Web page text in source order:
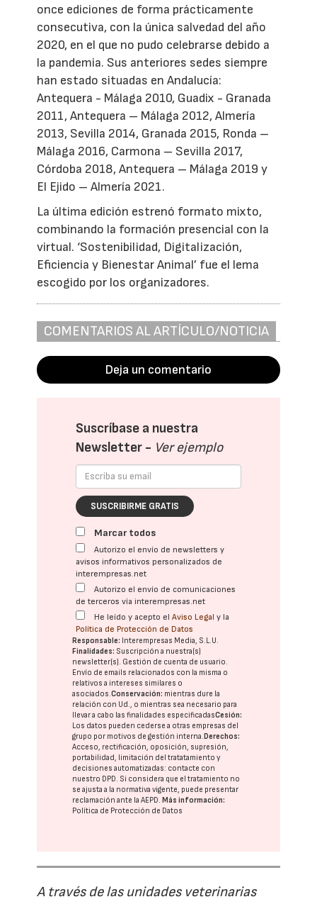
once ediciones de forma prácticamente
consecutiva, con la única salvedad del año
2020, en el que no pudo celebrarse debido a
la pandemia. Sus anteriores sedes siempre
han estado situadas en Andalucía:
Antequera - Málaga 2010, Guadix - Granada
2011, Antequera – Málaga 2012, Almería
2013, Sevilla 2014, Granada 2015, Ronda –
Málaga 2016, Carmona – Sevilla 2017,
Córdoba 2018, Antequera – Málaga 2019 y
El Ejido – Almería 2021.
La última edición estrenó formato mixto,
combinando la formación presencial con la
virtual. ‘Sostenibilidad, Digitalización,
Eficiencia y Bienestar Animal’ fue el lema
escogido por los organizadores.
COMENTARIOS AL ARTÍCULO/NOTICIA
Deja un comentario
Suscríbase a nuestra
Newsletter - Ver ejemplo
SUSCRIBIRME GRATIS
Marcar todos
Autorizo el envío de newsletters y
avisos informativos personalizados de
interempresas.net
Autorizo el envío de comunicaciones
de terceros vía interempresas.net
He leído y acepto elAviso Legal y la
Política de Protección de Datos
Responsable: Interempresas Media, S.L.U.
Finalidades: Suscripción a nuestra(s)
newsletter(s). Gestión de cuenta de usuario.
Envío de emails relacionados con la misma o
relativos a intereses similares o
asociados.Conservación: mientras dure la
relación con Ud., o mientras sea necesario para
llevar a cabo las finalidades especificadasCesión:
Los datos pueden cederse a otras empresas del
grupo por motivos de gestión interna.Derechos:
Acceso, rectificación, oposición, supresión,
portabilidad, limitación del tratatamiento y
decisiones automatizadas: contacte con
nuestro DPD. Si considera que el tratamiento no
se ajusta a la normativa vigente, puede presentar
reclamación ante laAEPD.Más información:
Política de Protección de Datos
A través de las unidades veterinarias